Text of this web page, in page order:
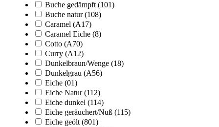
Buche gedämpft (101)
Buche natur (108)
Caramel (A17)
Caramel Eiche (8)
Cotto (A70)
Curry (A12)
Dunkelbraun/Wenge (18)
Dunkelgrau (A56)
Eiche (01)
Eiche Natur (112)
Eiche dunkel (114)
Eiche geräuchert/Nuß (115)
Eiche geölt (801)